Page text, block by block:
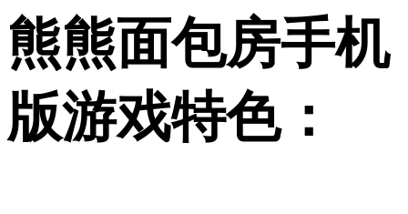
熊熊面包房手机
版游戏特色：